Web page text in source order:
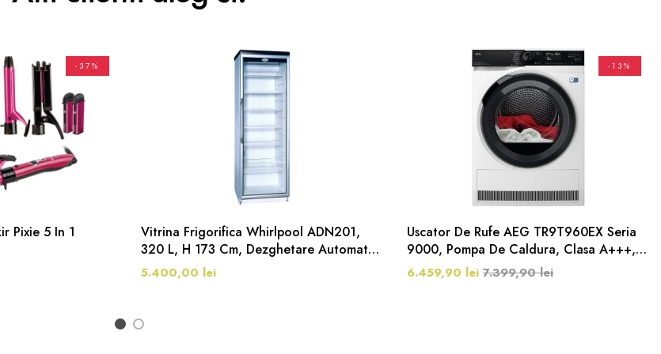
-37%
Pixie 5 In 1
Vitrina Frigorifica Whirlpool ADN201,
320 L, H 173 Cm, Dezghetare Automata,
Alb/Argintiu
5.400,00 lei
-13%
Uscator De Rufe AEG TR9T960EX Seria
9000, Pompa De Caldura, Clasa A+++, 9
Kg, Alb
6.459,90 lei 7.399,90 lei
1 2